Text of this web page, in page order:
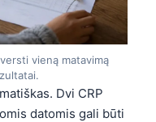
vieną matavimą
Dvi CRP
datomis gali būti